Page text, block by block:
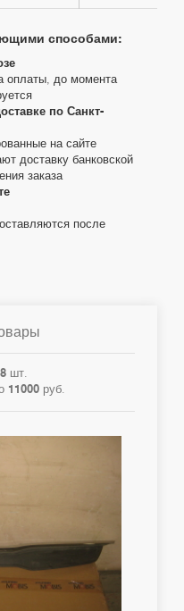
способами:
оплаты, до момента
по Санкт-
на сайте
доставку банковской
заказа
после
8 шт.
11000 руб.